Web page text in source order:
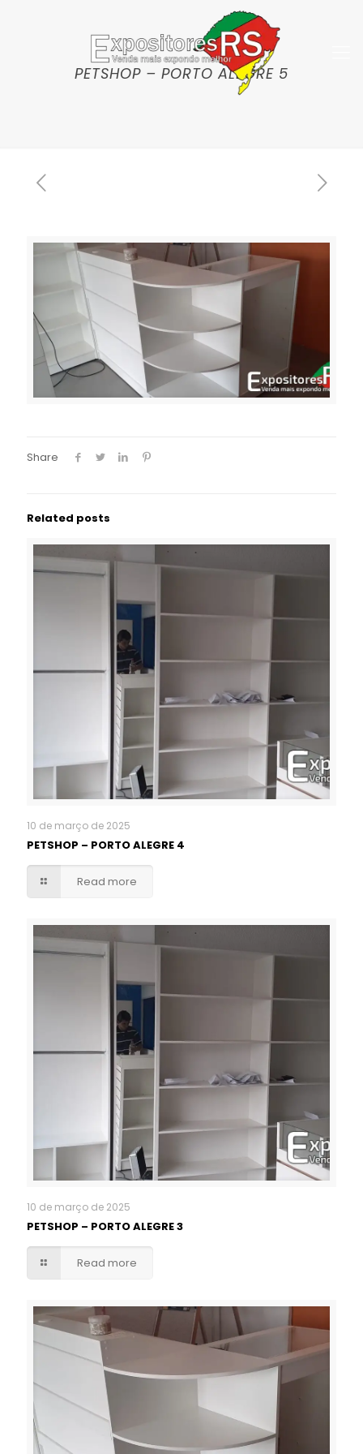
PETSHOP – PORTO ALEGRE 5
Share
Related posts
10 de março de 2025
PETSHOP – PORTO ALEGRE 4
Read more
10 de março de 2025
PETSHOP – PORTO ALEGRE 3
Read more